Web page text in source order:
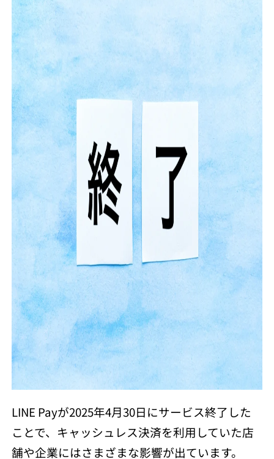
LINE Payが2025年4月30日にサービス終了した
ことで、キャッシュレス決済を利用していた店
舗や企業にはさまざまな影響が出ています。